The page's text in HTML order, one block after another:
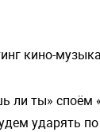
кино-
ли ты»
ударять